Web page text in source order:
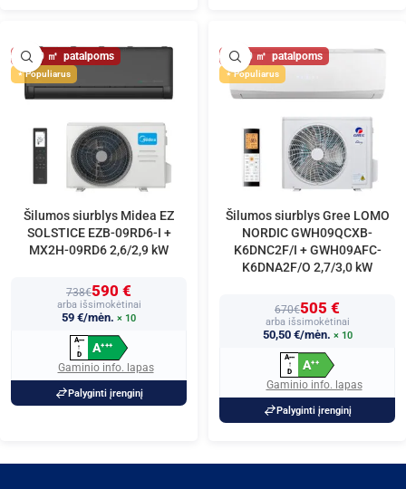
30
Populiarus
Šilumos siurblys Midea EZ
SOLSTICE EZB-09RD6-I +
MX2H-09RD6 2,6/2,9 kW
738€590 €
arba išsimokėtinai
59 €/mėn. × 10
A+++
↑
D
A+++
Gaminio info. lapas
Palyginti įrenginį
30
Populiarus
Šilumos siurblys Gree LOMO
NORDIC GWH09QCXB-
K6DNC2F/I + GWH09AFC-
K6DNA2F/O 2,7/3,0 kW
670€505 €
arba išsimokėtinai
50,50 €/mėn. × 10
A+++
↑
D
A++
Gaminio info. lapas
Palyginti įrenginį